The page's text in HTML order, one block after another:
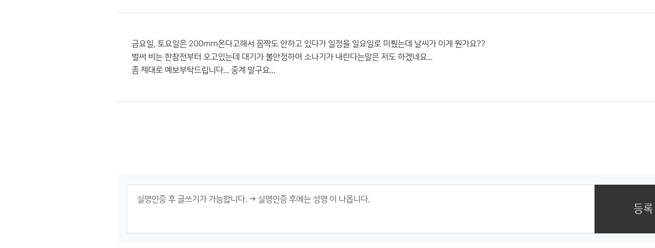
금요일, 토요일은 200mm온다고해서 꼼짝도 안하고 있다가 일정을 일요일로 미뤘는데 날씨가 이게 뭔가요??
벌써 비는 한참전부터 오고있는데 대기가 불안정하여 소나기가 내린다는말은 저도 하겠네요...
좀 제대로 예보부탁드립니다... 중계 말구요...
등록